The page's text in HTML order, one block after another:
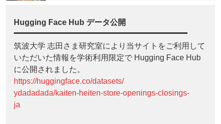
Hugging Face Hub データ公開
筑波大学 志田さま研究室により当サイトをご利用して
いただいた情報を学術利用限定で Hugging Face Hub
に公開されました。
https://huggingface.co/datasets/
ydadadada/kaiten-heiten-store-openings-closings-
ja